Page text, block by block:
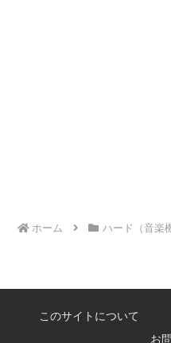
ホーム ハード（音楽
このサイトについて
お